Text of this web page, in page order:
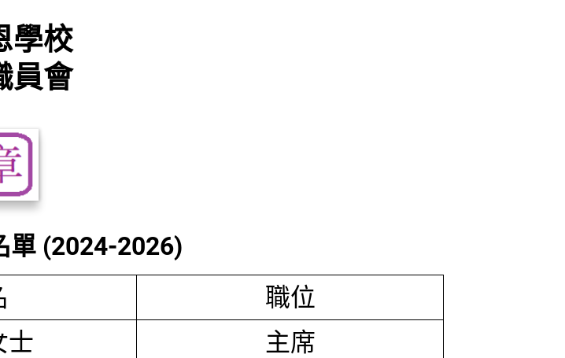
學校
員會
單 (2024-2026)
職位
士
主席